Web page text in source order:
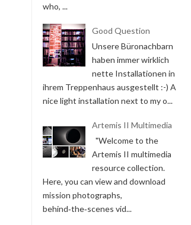
who, ...
Good Question
Unsere Büronachbarn
haben immer wirklich
nette Installationen in
ihrem Treppenhaus ausgestellt :-) A
nice light installation next to my o...
Artemis II Multimedia
"Welcome to the
Artemis II multimedia
resource collection.
Here, you can view and download
mission photographs,
behind‑the‑scenes vid...